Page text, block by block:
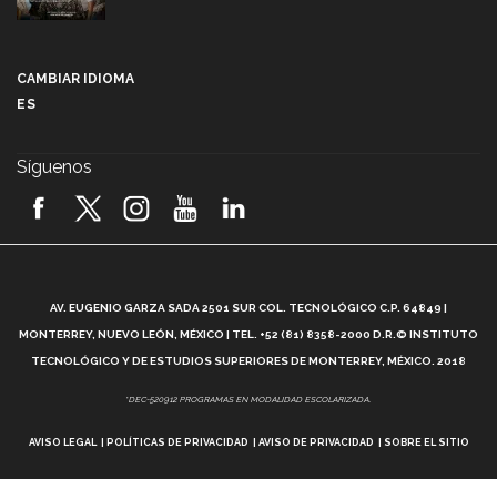
2026! (video)
¿Cómo es el Modelo Educativo Tec? (video)
Vida Tec: Feminismo e Inteligencia Artificial, Paola
CAMBIAR IDIOMA
ES
Síguenos
AV. EUGENIO GARZA SADA 2501 SUR COL. TECNOLÓGICO C.P. 64849 |
MONTERREY, NUEVO LEÓN, MÉXICO | TEL. +52 (81) 8358-2000 D.R.© INSTITUTO
TECNOLÓGICO Y DE ESTUDIOS SUPERIORES DE MONTERREY, MÉXICO. 2018
*DEC-520912 PROGRAMAS EN MODALIDAD ESCOLARIZADA.
AVISO LEGAL POLÍTICAS DE PRIVACIDAD AVISO DE PRIVACIDAD SOBRE EL SITIO